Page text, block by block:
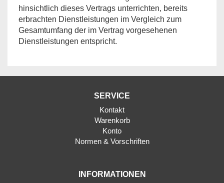
hinsichtlich dieses Vertrags unterrichten, bereits
erbrachten Dienstleistungen im Vergleich zum
Gesamtumfang der im Vertrag vorgesehenen
Dienstleistungen entspricht.
SERVICE
Kontakt
Warenkorb
Konto
Normen & Vorschriften
INFORMATIONEN